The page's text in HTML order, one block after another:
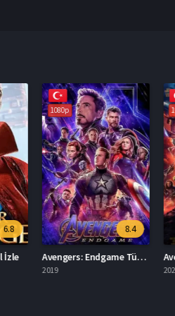
1080p
8.4
Avengers: Endgame Türkçe Dublaj İzle
1080p